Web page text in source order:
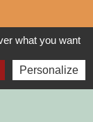
what you want
Personalize